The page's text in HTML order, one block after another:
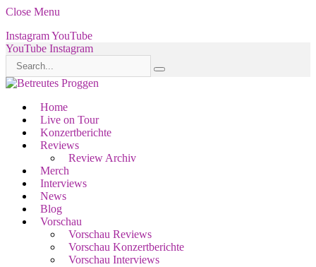
Close Menu
InstagramYouTube
YouTube Instagram
Home
Live on Tour
Konzertberichte
Reviews
Review Archiv
Merch
Interviews
News
Blog
Vorschau
Vorschau Reviews
Vorschau Konzertberichte
Vorschau Interviews